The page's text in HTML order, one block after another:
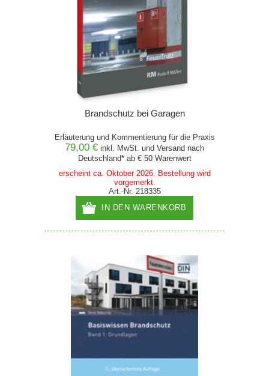
Brandschutz bei Garagen
Erläuterung und Kommentierung für die Praxis
79,00 € inkl. MwSt. und Versand nach
Deutschland* ab € 50 Warenwert
erscheint ca. Oktober 2026. Bestellung wird
vorgemerkt.
Art.-Nr. 218335
IN DEN WARENKORB